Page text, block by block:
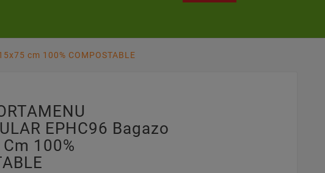
cm 100% COMPOSTABLE
EPHC96 Bagazo
100%